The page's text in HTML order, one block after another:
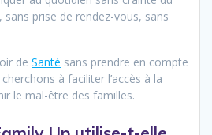
prise de rendez-vous, sans
de Santé sans prendre en compte
à faciliter l’accès à la
le mal-être des familles.